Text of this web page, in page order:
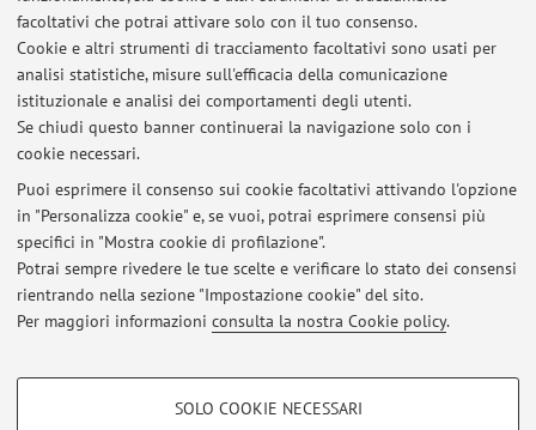
facoltativi che potrai attivare solo con il tuo consenso.
Cookie e altri strumenti di tracciamento facoltativi sono usati per
analisi statistiche, misure sull'efficacia della comunicazione
istituzionale e analisi dei comportamenti degli utenti.
Se chiudi questo banner continuerai la navigazione solo con i
cookie necessari.
Puoi esprimere il consenso sui cookie facoltativi attivando l'opzione
in "Personalizza cookie" e, se vuoi, potrai esprimere consensi più
specifici in "Mostra cookie di profilazione".
Potrai sempre rivedere le tue scelte e verificare lo stato dei consensi
rientrando nella sezione "Impostazione cookie" del sito.
Per maggiori informazioni consulta la nostra Cookie policy.
COOKIE DI PROFILAZIONE - FACOLTATIVI
SOLO COOKIE NECESSARI
Risorse in rete
ORCID
Ultimi avvisi
Al momento non sono presenti avvisi.